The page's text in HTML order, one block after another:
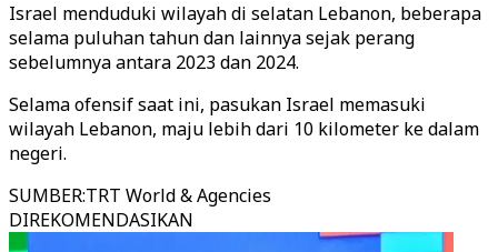
Israel menduduki wilayah di selatan Lebanon, beberapa
selama puluhan tahun dan lainnya sejak perang
sebelumnya antara 2023 dan 2024.
Selama ofensif saat ini, pasukan Israel memasuki
wilayah Lebanon, maju lebih dari 10 kilometer ke dalam
negeri.
SUMBER:TRT World & Agencies
DIREKOMENDASIKAN